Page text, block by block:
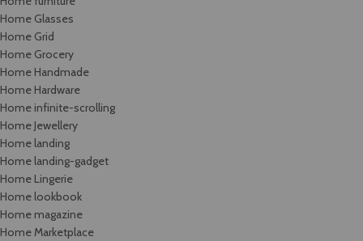
Home Glasses
Home Grid
Home Grocery
Home Handmade
Home Hardware
Home infinite-scrolling
Home Jewellery
Home landing
Home landing-gadget
Home Lingerie
Home lookbook
Home magazine
Home Marketplace